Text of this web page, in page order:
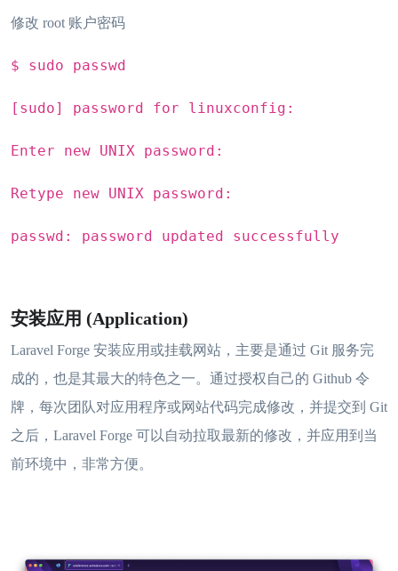
修改 root 账户密码
$ sudo passwd
[sudo] password for linuxconfig:
Enter new UNIX password:
Retype new UNIX password:
passwd: password updated successfully
安装应用 (Application)
Laravel Forge 安装应用或挂载网站，主要是通过 Git 服务完
成的，也是其最大的特色之一。通过授权自己的 Github 令
牌，每次团队对应用程序或网站代码完成修改，并提交到 Git
之后，Laravel Forge 可以自动拉取最新的修改，并应用到当
前环境中，非常方便。